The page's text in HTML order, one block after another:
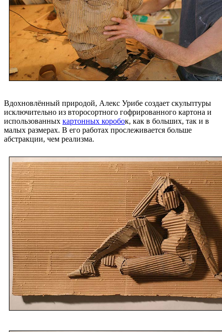
Вдохновлённый природой, Алекс Урибе создает скульптуры
исключительно из второсортного гофрированного картона и
использованных картонных коробок, как в больших, так и в
малых размерах. В его работах прослеживается больше
абстракции, чем реализма.